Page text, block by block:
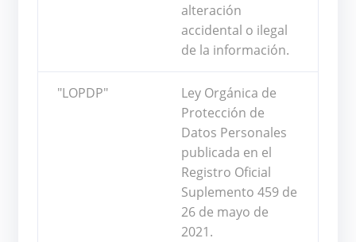
alteración
accidental o ilegal
de la información.
"LOPDP"
Ley Orgánica de
Protección de
Datos Personales
publicada en el
Registro Oficial
Suplemento 459 de
26 de mayo de
2021.